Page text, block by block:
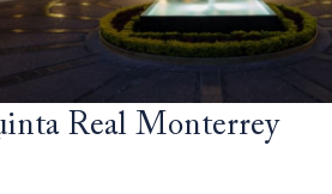
Real Monterrey